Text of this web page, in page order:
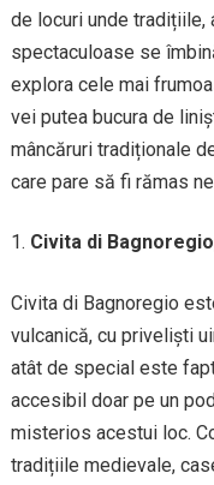
de locuri unde tradițiile,
spectaculoase se
explora cele mai
vei putea bucura de
mâncăruri tradiționale
care pare să fi rămas
Civita di
Civita di Bagnoregio
vulcanică, cu priveliști
atât de special este
accesibil doar pe un
misterios acestui loc.
tradițiile medievale,